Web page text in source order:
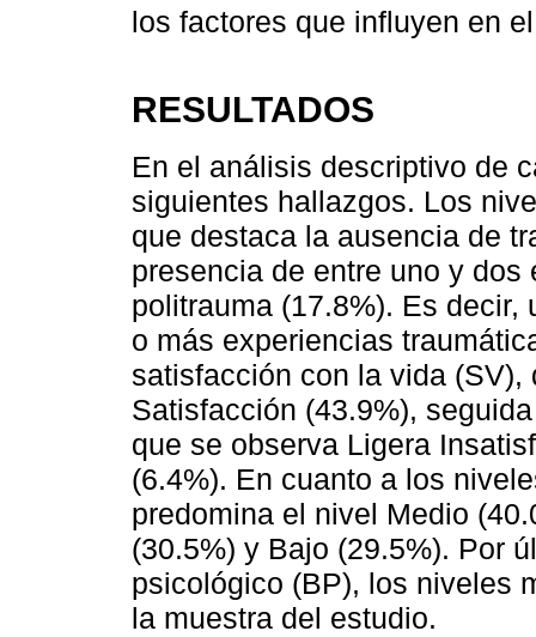
los factores que influyen en
RESULTADOS
En el análisis descriptivo de
siguientes hallazgos. Los
que destaca la ausencia de
presencia de entre uno y
politrauma (17.8%). Es
o más experiencias
satisfacción con la vida
Satisfacción (43.9%),
que se observa Ligera
(6.4%). En cuanto a los
predomina el nivel Medio
(30.5%) y Bajo (29.5%). Por
psicológico (BP), los niveles
la muestra del estudio.